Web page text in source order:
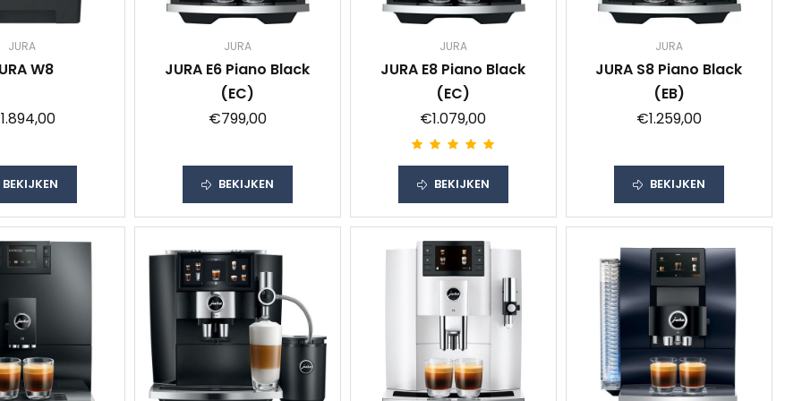
JURA
W8
BEKIJKEN
JURA
JURA E6 Piano Black
(EC)
€799,00
BEKIJKEN
JURA
JURA E8 Piano Black
(EC)
€1.079,00
BEKIJKEN
JURA
JURA S8 Piano Black
(EB)
€1.259,00
BEKIJKEN